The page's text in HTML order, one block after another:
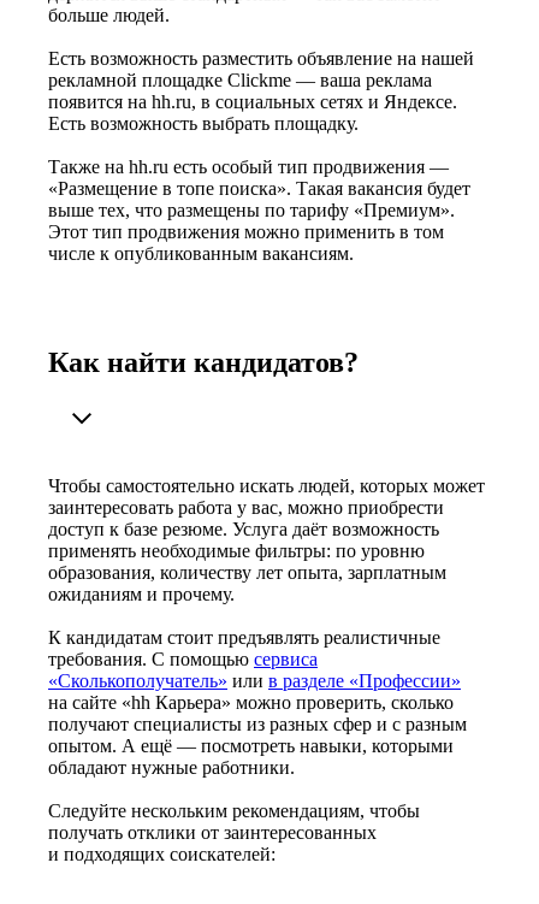
больше людей.
Есть возможность разместить объявление на нашей
рекламной площадке Clickme — ваша реклама
появится на hh.ru, в социальных сетях и Яндексе.
Есть возможность выбрать площадку.
Также на hh.ru есть особый тип продвижения —
«Размещение в топе поиска». Такая вакансия будет
выше тех, что размещены по тарифу «Премиум».
Этот тип продвижения можно применить в том
числе к опубликованным вакансиям.
Как найти кандидатов?
Чтобы самостоятельно искать людей, которых может
заинтересовать работа у вас, можно приобрести
доступ к базе резюме. Услуга даёт возможность
применять необходимые фильтры: по уровню
образования, количеству лет опыта, зарплатным
ожиданиям и прочему.
К кандидатам стоит предъявлять реалистичные
требования. С помощью сервиса
«Сколькополучатель» или в разделе «Профессии»
на сайте «hh Карьера» можно проверить, сколько
получают специалисты из разных сфер и с разным
опытом. А ещё — посмотреть навыки, которыми
обладают нужные работники.
Следуйте нескольким рекомендациям, чтобы
получать отклики от заинтересованных
и подходящих соискателей: